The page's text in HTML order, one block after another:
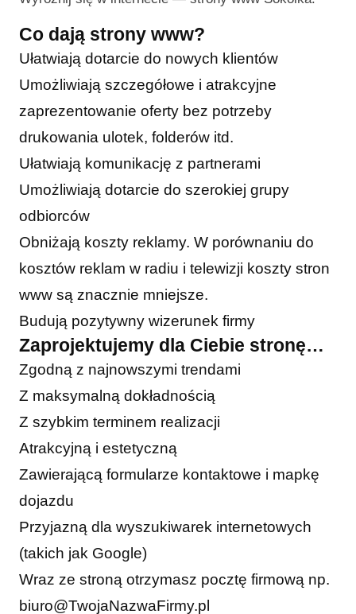
Co dają strony www?
Ułatwiają dotarcie do nowych klientów
Umożliwiają szczegółowe i atrakcyjne
zaprezentowanie oferty bez potrzeby
drukowania ulotek, folderów itd.
Ułatwiają komunikację z partnerami
Umożliwiają dotarcie do szerokiej grupy
odbiorców
Obniżają koszty reklamy. W porównaniu do
kosztów reklam w radiu i telewizji koszty stron
www są znacznie mniejsze.
Budują pozytywny wizerunek firmy
Zaprojektujemy dla Ciebie stronę…
Zgodną z najnowszymi trendami
Z maksymalną dokładnością
Z szybkim terminem realizacji
Atrakcyjną i estetyczną
Zawierającą formularze kontaktowe i mapkę
dojazdu
Przyjazną dla wyszukiwarek internetowych
(takich jak Google)
Wraz ze stroną otrzymasz pocztę firmową np.
biuro@TwojaNazwaFirmy.pl